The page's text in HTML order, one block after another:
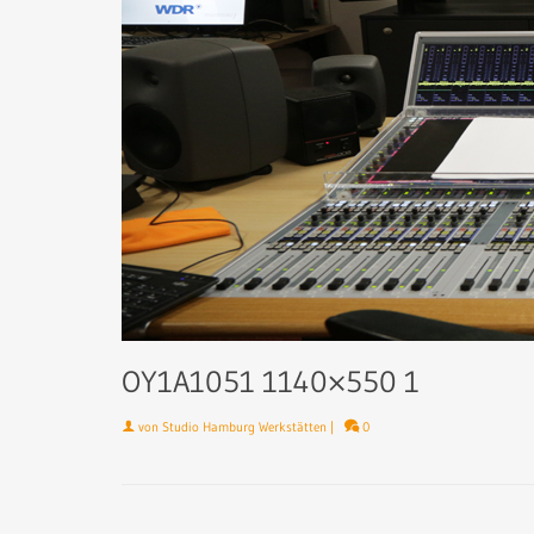
OY1A1051 1140×550 1
von Studio Hamburg Werkstätten | 0